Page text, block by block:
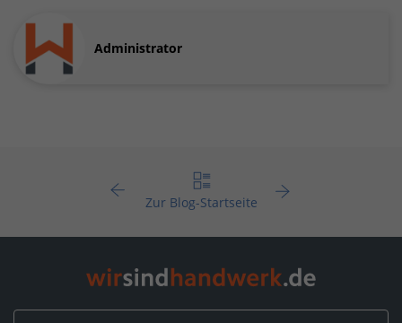
Administrator
Zur Blog-Startseite